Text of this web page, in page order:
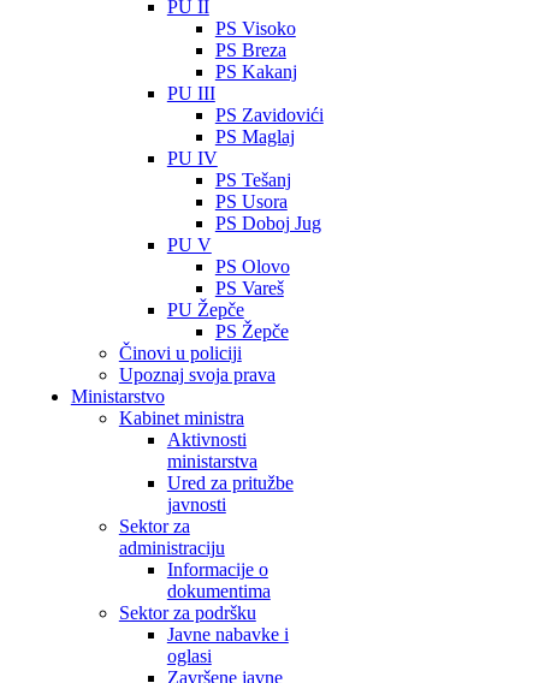
PU II
PS Visoko
PS Breza
PS Kakanj
PU III
PS Zavidovići
PS Maglaj
PU IV
PS Tešanj
PS Usora
PS Doboj Jug
PU V
PS Olovo
PS Vareš
PU Žepče
PS Žepče
Činovi u policiji
Upoznaj svoja prava
Ministarstvo
Kabinet ministra
Aktivnosti
ministarstva
Ured za pritužbe
javnosti
Sektor za
administraciju
Informacije o
dokumentima
Sektor za podršku
Javne nabavke i
oglasi
Završene javne